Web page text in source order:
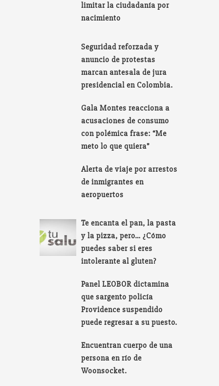
limitar la ciudadanía por
nacimiento
Seguridad reforzada y
anuncio de protestas
marcan antesala de jura
presidencial en Colombia.
Gala Montes reacciona a
acusaciones de consumo
con polémica frase: “Me
meto lo que quiera”
Alerta de viaje por arrestos
de inmigrantes en
aeropuertos
Te encanta el pan, la pasta
y la pizza, pero… ¿Cómo
puedes saber si eres
intolerante al gluten?
Panel LEOBOR dictamina
que sargento policía
Providence suspendido
puede regresar a su puesto.
Encuentran cuerpo de una
persona en río de
Woonsocket.